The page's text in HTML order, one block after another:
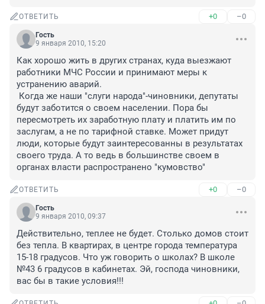
ОТВЕТИТЬ +0 –0
Гость
9 января 2010, 15:20
Как хорошо жить в других странах, куда выезжают
работники МЧС России и принимают меры к
устранению аварий.
Когда же наши "слуги народа"-чиновники, депутаты
будут заботится о своем населении. Пора бы
пересмотреть их заработную плату и платить им по
заслугам, а не по тарифной ставке. Может придут
люди, которые будут заинтересованны в результатах
своего труда. А то ведь в большинстве своем в
органах власти распространено "кумовство"
ОТВЕТИТЬ +0 –0
Гость
9 января 2010, 09:37
Действительно, теплее не будет. Столько домов стоит
без тепла. В квартирах, в центре города температура
15-18 градусов. Что уж говорить о школах? В школе
№43 6 градусов в кабинетах. Эй, господа чиновники,
вас бы в такие условия!!!